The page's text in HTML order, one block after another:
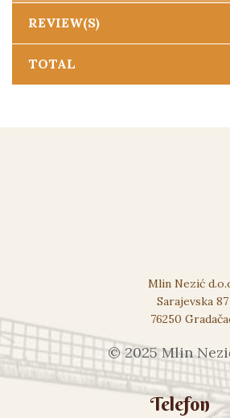
REVIEW(S)
TOTAL
Mlin Nezić
Sarajevska 87
76250
© 2025 Mlin
Telefon